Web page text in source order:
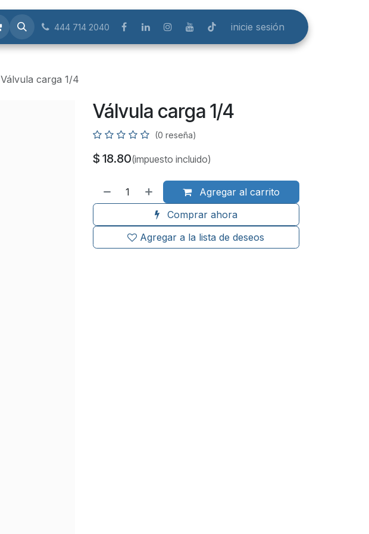
444 714 2040 inicie sesión
Válvula carga 1/4
Válvula carga 1/4
(0 reseña)
$ 18.80(impuesto incluido)
Agregar al carrito
Comprar ahora
Agregar a la lista de deseos